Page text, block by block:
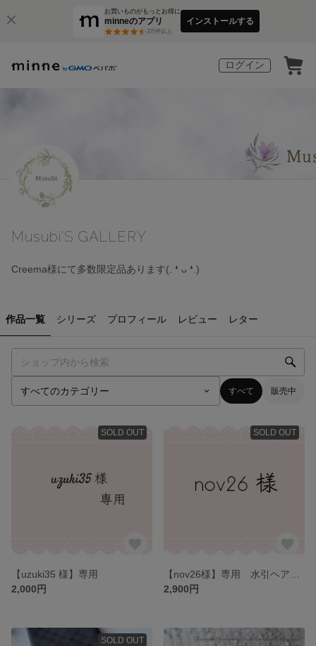
お買いものがもっとお得に
minneのアプリ
3万件以上
インストールする
ログイン
Musubi'S GALLERY
Creema様にて多数限定品あります(⁠.⁠ ⁠❛⁠ ⁠ᴗ⁠ ⁠❛⁠.⁠)
作品一覧 シリーズ プロフィール レビュー レター
すべて 販売中
SOLD OUT
【uzuki35 様】専用
2,000円
SOLD OUT
2,900円
SOLD OUT